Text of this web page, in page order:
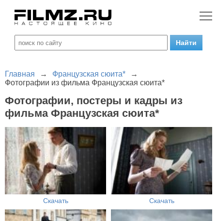
Главная → Французская сюита*
→
Фотографии из фильма Французская сюита*
Фотографии, постеры и кадры из
фильма Французская сюита*
Скачать Скачать